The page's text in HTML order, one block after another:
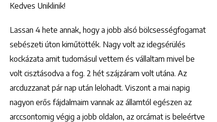
Kedves Uniklinik!
Lassan 4 hete annak, hogy a jobb alsó bölcsességfogamat
sebészeti úton kiműtötték. Nagy volt az idegsérülés
kockázata amit tudomásul vettem és vállaltam mivel be
volt cisztásodva a fog. 2 hét szájzáram volt utána. Az
arcduzzanat pár nap után lelohadt. Viszont a mai napig
nagyon erős fájdalmaim vannak az államtól egészen az
arccsontomig végig a jobb oldalon, az orcámat is beleértve